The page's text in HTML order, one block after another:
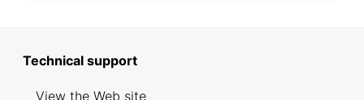
Technical support
View the Web site